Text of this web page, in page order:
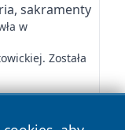
sakramenty
w
Została